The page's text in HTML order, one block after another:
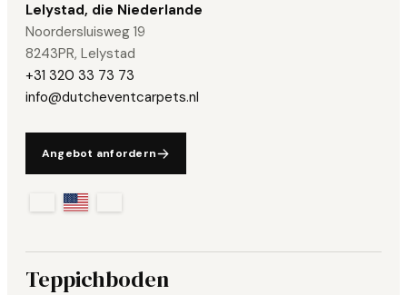
Lelystad, die Niederlande
Noordersluisweg 19
8243PR, Lelystad
+31 320 33 73 73
info@dutcheventcarpets.nl
Angebot anfordern
Teppichboden